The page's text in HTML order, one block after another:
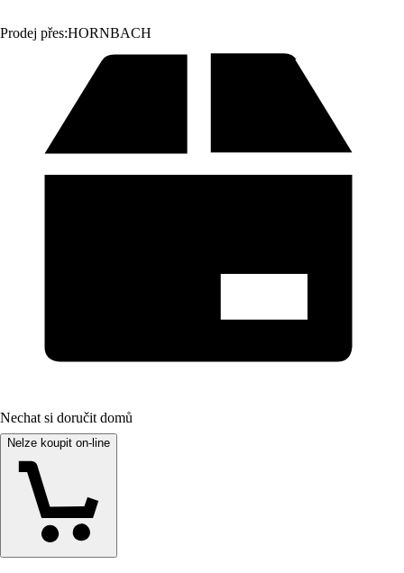
Prodej přes:HORNBACH
Nechat si doručit domů
Nelze koupit on-line